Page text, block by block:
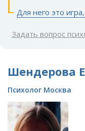
Для него это
Задать вопрос
Шендерова
Психолог Москва